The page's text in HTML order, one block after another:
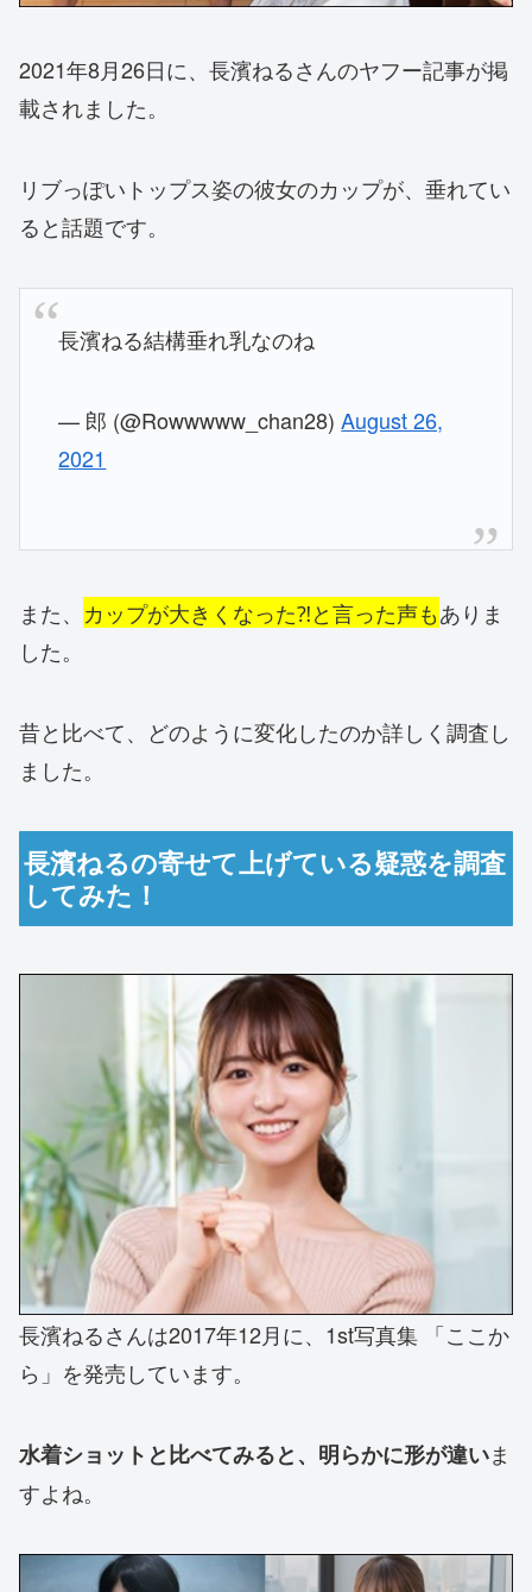
2021年8月26日に、長濱ねるさんのヤフー記事が掲
載されました。
リブっぽいトップス姿の彼女のカップが、垂れてい
ると話題です。
長濱ねる結構垂れ乳なのね
— 郎 (@Rowwwww_chan28)August 26,
2021
また、 カップが大きくなった⁈と言った声もありま
した。
昔と比べて、どのように変化したのか詳しく調査し
ました。
長濱ねるの寄せて上げている疑惑を調査
してみた！
長濱ねるさんは2017年12月に、 1st写真集 「ここか
ら」を発売しています。
水着ショットと比べてみると、明らかに形が違いま
すよね。